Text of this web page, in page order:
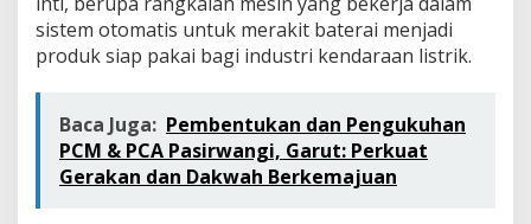
sistem otomatis untuk merakit baterai menjadi
produk siap pakai bagi industri kendaraan listrik.
Baca Juga: Pembentukan dan Pengukuhan
PCM & PCA Pasirwangi, Garut: Perkuat
Gerakan dan Dakwah Berkemajuan